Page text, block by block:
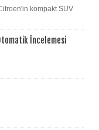
kompakt SUV
İncelemesi